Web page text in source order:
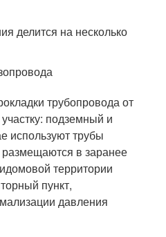
делится на несколько
трубопровода от
подземный и
используют трубы
в заранее
территории
пункт,
давления